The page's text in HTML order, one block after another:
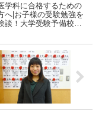
学科に合格するための
へ|お子様の受験勉強を
談！大学受験予備校四